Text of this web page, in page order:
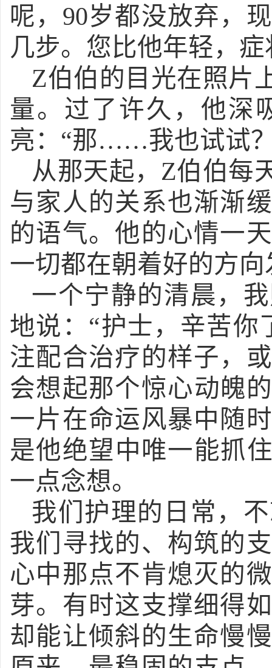
呢，90岁都没放弃，
几步。您比他年轻，
Z伯伯的目光在照片
量。过了许久，他深
亮：“那……我也试试
从那天起， Z伯伯每
与家人的关系也渐渐
的语气。他的心情一
一切都在朝着好的方向
一个宁静的清晨，
地说： “护士，辛苦你
注配合治疗的样子，
会想起那个惊心动魄
一片在命运风暴中随
是他绝望中唯一能抓
一点念想。
我们护理的日常，
我们寻找的、构筑的
心中那点不肯熄灭的
芽。有时这支撑细得
却能让倾斜的生命慢